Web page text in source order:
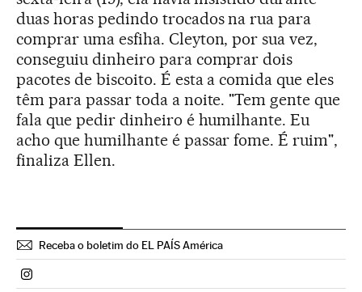
duas horas pedindo trocados na rua para
comprar uma esfiha. Cleyton, por sua vez,
conseguiu dinheiro para comprar dois
pacotes de biscoito. É esta a comida que eles
têm para passar toda a noite. "Tem gente que
fala que pedir dinheiro é humilhante. Eu
acho que humilhante é passar fome. É ruim",
finaliza Ellen.
Receba o boletim do EL PAÍS América
Politica El País Brasil en Instagram